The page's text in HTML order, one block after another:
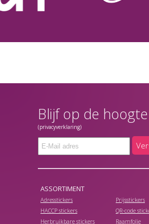
Blijf op de hoogte
(privacyverklaring)
ASSORTIMENT
Adresstickers
HACCP stickers
Herbruikbare stickers
Prijsstickers
QR-code
Raamfolie